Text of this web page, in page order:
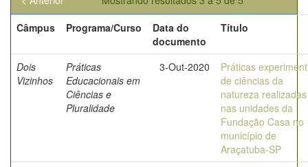
Câmpus
Programa/Curso
Data do
documento
Título
Dois
Vizinhos
Práticas
Educacionais em
Ciências e
Pluralidade
3-Out-2020
Práticas
de ciências da
natureza realizadas
nas unidades da
Fundação Casa no
município de
Araçatuba-SP